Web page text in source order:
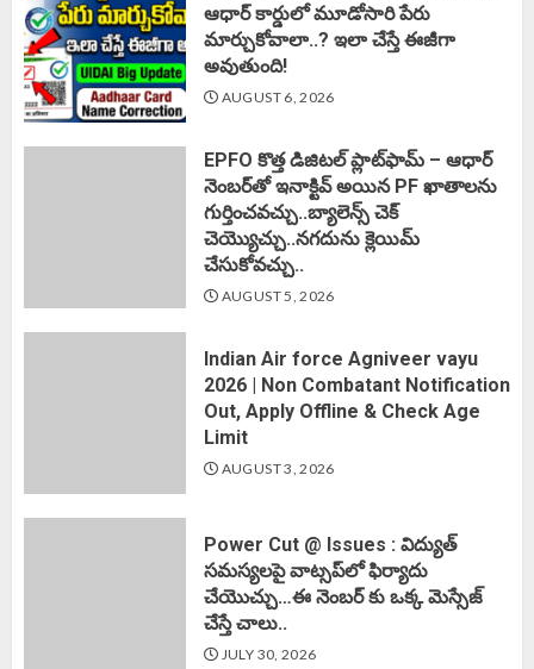
ఆధార్ కార్డులో మూడోసారి పేరు
మార్చుకోవాలా..? ఇలా చేస్తే ఈజీగా
అవుతుంది!
AUGUST 6, 2026
EPFO కొత్త డిజిటల్ ప్లాట్‌ఫామ్‌ – ఆధార్
నెంబర్‌తో ఇనాక్టివ్ అయిన PF ఖాతాలను
గుర్తించవచ్చు..బ్యాలెన్స్ చెక్
చెయ్యొచ్చు..నగదును క్లెయిమ్
చేసుకోవచ్చు..
AUGUST 5, 2026
Indian Air force Agniveer vayu
2026 | Non Combatant Notification
Out, Apply Offline & Check Age
Limit
AUGUST 3, 2026
Power Cut @ Issues : విద్యుత్
సమస్యలపై వాట్సప్‌లో ఫిర్యాదు
చేయొచ్చు…ఈ నెంబర్ కు ఒక్క మెస్సేజ్
చేస్తే చాలు..
JULY 30, 2026